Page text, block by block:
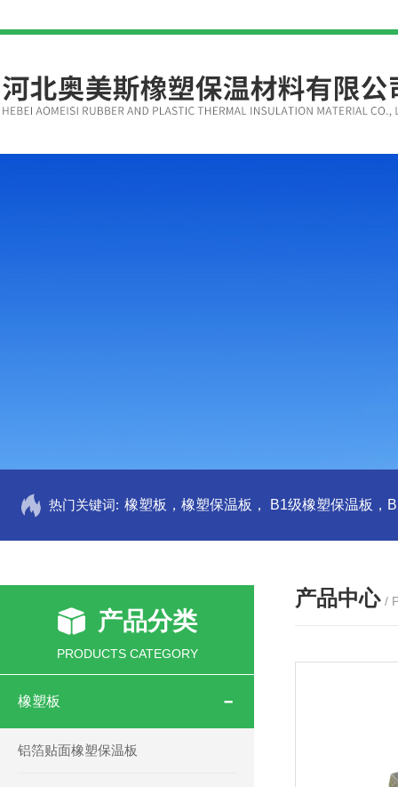
热门关键词:
产品分类
PRODUCTS CATEGORY
橡塑板
铝箔贴面橡塑保温板
产品中心 /